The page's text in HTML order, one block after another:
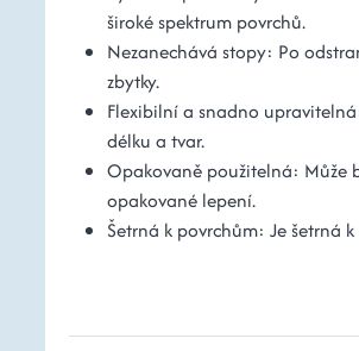
široké spektrum povrchů.
Nezanechává stopy: Po
zbytky.
Flexibilní a snadno
délku a tvar.
Opakovaně použitelná: Může
opakované lepení.
Šetrná k povrchům: Je šetrná